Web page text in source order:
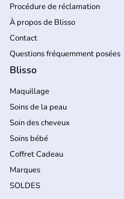
Procédure de réclamation
À propos de Blisso
Contact
Questions fréquemment posées
Blisso
Maquillage
Soins de la peau
Soin des cheveux
Soins bébé
Coffret Cadeau
Marques
SOLDES